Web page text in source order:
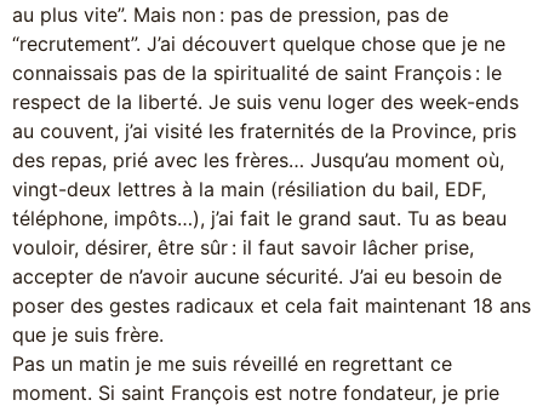
au plus vite”. Mais non : pas de pression, pas de
“recrutement”. J’ai découvert quelque chose que je ne
connaissais pas de la spiritualité de saint François : le
respect de la liberté. Je suis venu loger des week-ends
au couvent, j’ai visité les fraternités de la Province, pris
des repas, prié avec les frères… Jusqu’au moment où,
vingt-deux lettres à la main (résiliation du bail, EDF,
téléphone, impôts…), j’ai fait le grand saut. Tu as beau
vouloir, désirer, être sûr : il faut savoir lâcher prise,
accepter de n’avoir aucune sécurité. J’ai eu besoin de
poser des gestes radicaux et cela fait maintenant 18 ans
que je suis frère.
Pas un matin je me suis réveillé en regrettant ce
moment. Si saint François est notre fondateur, je prie